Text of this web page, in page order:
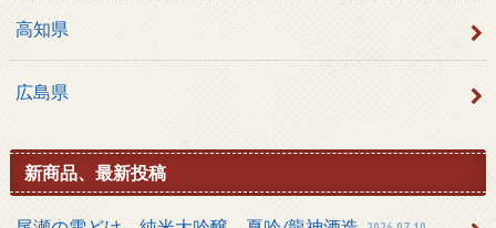
高知県
広島県
新商品、最新投稿